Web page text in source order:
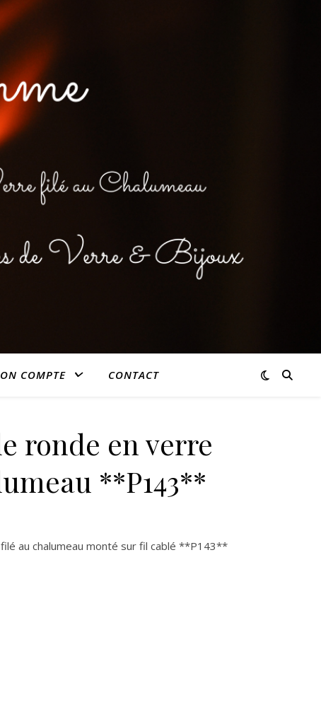
COMPTE CONTACT
ronde en verre
**P143**
au chalumeau monté sur fil cablé **P143**
en verre filé au chalumeau **P143**